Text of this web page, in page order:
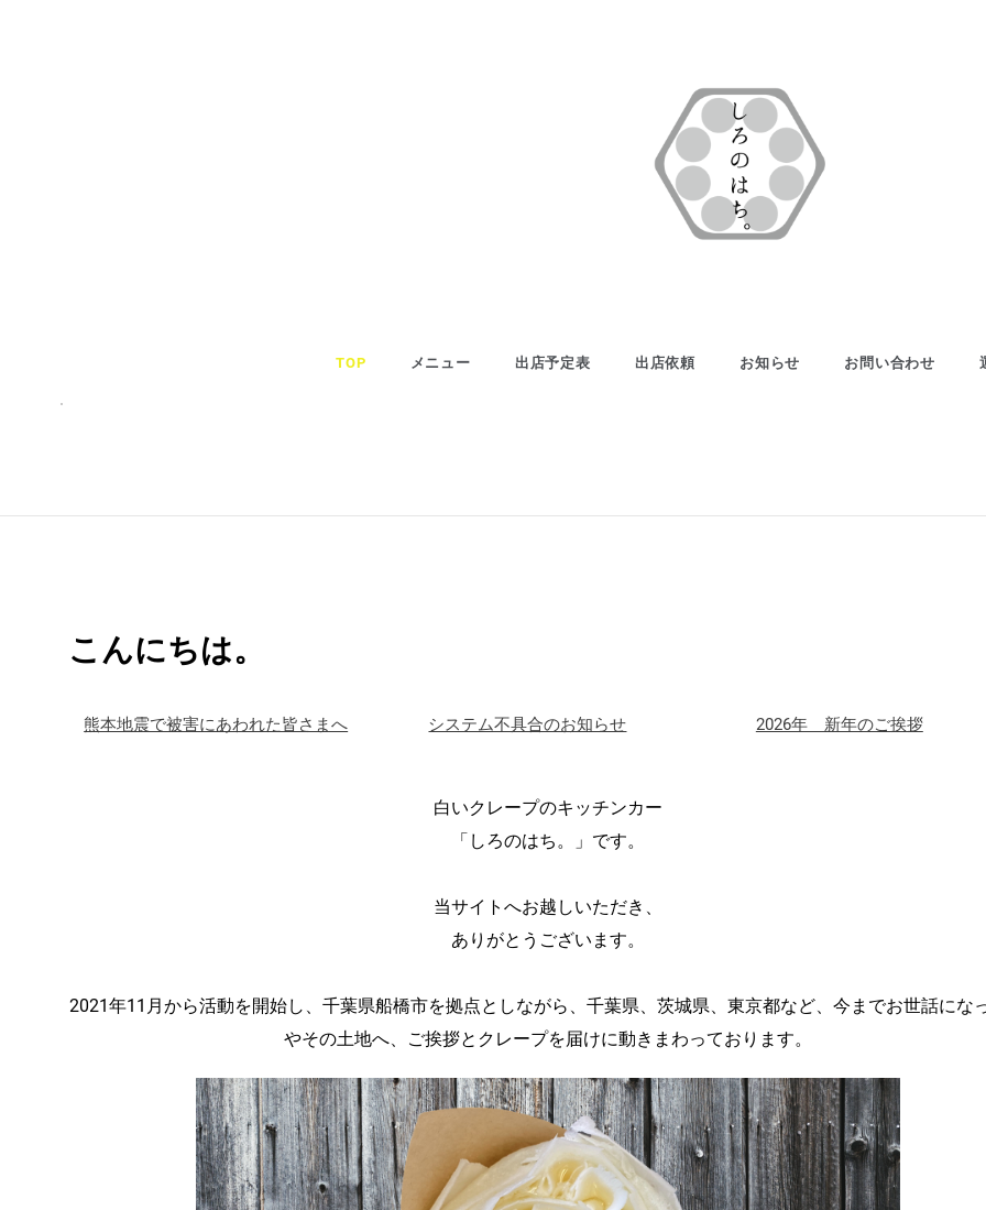
はち。
サイ
TOP メニュー 出店予定表 出店依頼 お知らせ お問い合わせ
こんにちは。
熊本地震で被害にあわれた皆さまへ システム不具合のお知らせ 2026年 新年のご挨拶
白いクレープのキッチンカー
「しろのはち。」です。
当サイトへお越しいただき、
ありがとうございます。
2021年11月から活動を開始し、千葉県船橋市を拠点としながら、千葉県、茨城県、東京都など、今までお世話にな
やその土地へ、ご挨拶とクレープを届けに動きまわっております。